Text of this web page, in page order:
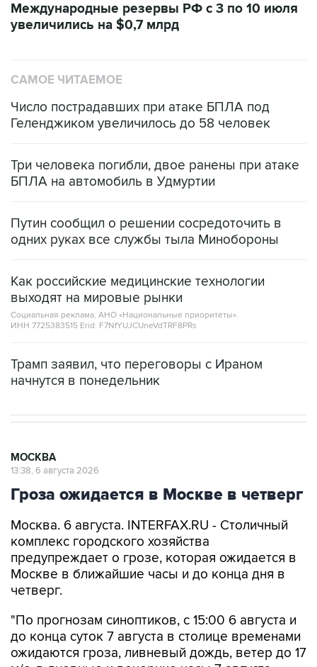
Международные резервы РФ с 3 по 10 июля
увеличились на $0,7 млрд
САМОЕ ЧИТАЕМОЕ
Число пострадавших при атаке БПЛА под
Геленджиком увеличилось до 58 человек
Три человека погибли, двое ранены при атаке
БПЛА на автомобиль в Удмуртии
Путин сообщил о решении сосредоточить в
одних руках все службы тыла Минобороны
Как российские медицинские технологии
выходят на мировые рынки
Социальная реклама, АНО «Национальные приоритеты».
ИНН 7725383515 Erid: F7NfYUJCUneVdTRF8PRs
Трамп заявил, что переговоры с Ираном
начнутся в понедельник
МОСКВА
13:38, 6 августа 2026
Гроза ожидается в Москве в четверг
Москва. 6 августа. INTERFAX.RU - Столичный
комплекс городского хозяйства
предупреждает о грозе, которая ожидается в
Москве в ближайшие часы и до конца дня в
четверг.
"По прогнозам синоптиков, с 15:00 6 августа и
до конца суток 7 августа в столице временами
ожидаются гроза, ливневый дождь, ветер до 17